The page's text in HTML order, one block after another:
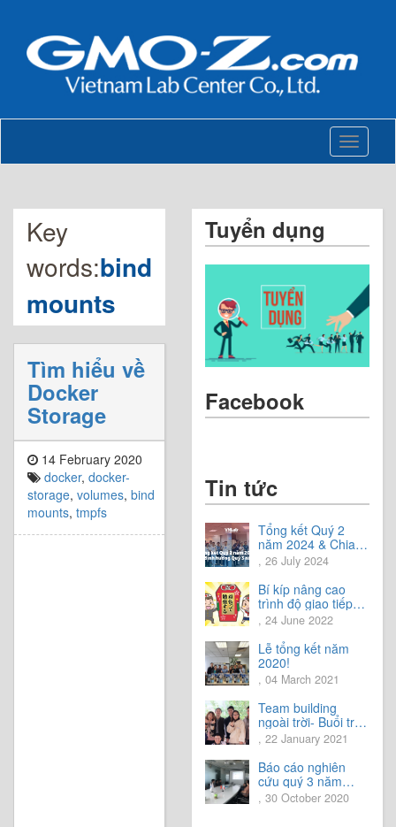
Toggle
Key
words:bind
mounts
Tìm hiểu về
Docker
Storage
14 February 2020
docker, docker-
storage, volumes, bind
mounts, tmpfs
Tuyển dụng
Facebook
Tin tức
Tổng kết Quý 2
năm 2024 & Chia
sẻ định hướng Quý
3 năm 2024
, 26 July 2024
Bí kíp nâng cao
trình độ giao tiếp
tiếng Nhật.
, 24 June 2022
Lễ tổng kết năm
2020!
, 04 March 2021
Team building
ngoài trời- Buổi trải
nghiệm tuyệt vời.
, 22 January 2021
Báo cáo nghiên
cứu quý 3 năm
2020
, 30 October 2020